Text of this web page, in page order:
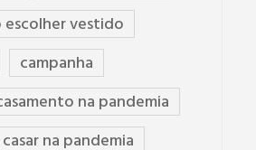
escolher vestido
campanha
na pandemia
na pandemia